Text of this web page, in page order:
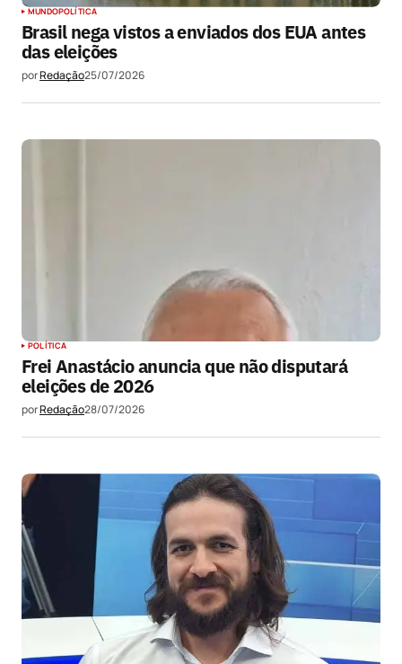
MUNDOPOLÍTICA
Brasil nega vistos a enviados dos EUA antes
das eleições
porRedação25/07/2026
POLÍTICA
Frei Anastácio anuncia que não disputará
eleições de 2026
porRedação28/07/2026